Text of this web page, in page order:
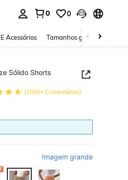
0 0
E Acessórios Tamanhos grandes
Sólido Shorts
(1000+ Comentários)
Imagem grande